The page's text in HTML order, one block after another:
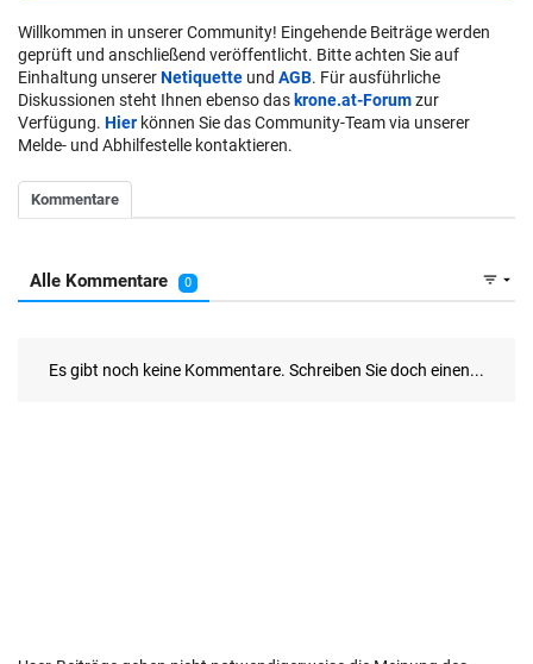
Willkommen in unserer Community! Eingehende Beiträge werden
geprüft und anschließend veröffentlicht. Bitte achten Sie auf
Einhaltung unsererNetiquette und AGB. Für ausführliche
Diskussionen steht Ihnen ebenso daskrone.at-Forumzur
Verfügung. Hier können Sie das Community-Team via unserer
Melde- und Abhilfestelle kontaktieren.